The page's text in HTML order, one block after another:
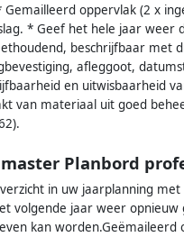
Gemailleerd oppervlak (2 x
* Geef het hele jaar weer
beschrijfbaar met
afleggoot,
en uitwisbaarheid
van materiaal uit goed
Planbord
in uw jaarplanning
volgende jaar weer
kan